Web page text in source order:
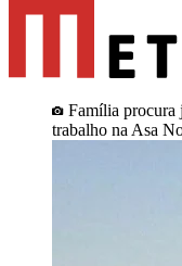
Família procura
trabalho na Asa